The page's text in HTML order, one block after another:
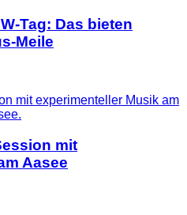
Tag: Das bieten
Meile
mit
Aasee